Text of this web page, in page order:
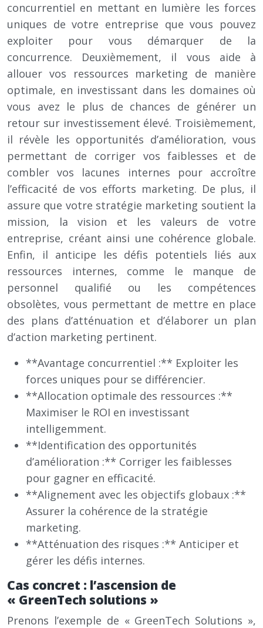
concurrentiel en mettant en lumière les forces
uniques de votre entreprise que vous pouvez
exploiter pour vous démarquer de la
concurrence. Deuxièmement, il vous aide à
allouer vos ressources marketing de manière
optimale, en investissant dans les domaines où
vous avez le plus de chances de générer un
retour sur investissement élevé. Troisièmement,
il révèle les opportunités d’amélioration, vous
permettant de corriger vos faiblesses et de
combler vos lacunes internes pour accroître
l’efficacité de vos efforts marketing. De plus, il
assure que votre stratégie marketing soutient la
mission, la vision et les valeurs de votre
entreprise, créant ainsi une cohérence globale.
Enfin, il anticipe les défis potentiels liés aux
ressources internes, comme le manque de
personnel qualifié ou les compétences
obsolètes, vous permettant de mettre en place
des plans d’atténuation et d’élaborer un plan
d’action marketing pertinent.
**Avantage concurrentiel :** Exploiter les
forces uniques pour se différencier.
**Allocation optimale des ressources :**
Maximiser le ROI en investissant
intelligemment.
**Identification des opportunités
d’amélioration :** Corriger les faiblesses
pour gagner en efficacité.
**Alignement avec les objectifs globaux :**
Assurer la cohérence de la stratégie
marketing.
**Atténuation des risques :** Anticiper et
gérer les défis internes.
Cas concret : l’ascension de
« GreenTech solutions »
Prenons l’exemple de « GreenTech Solutions »,